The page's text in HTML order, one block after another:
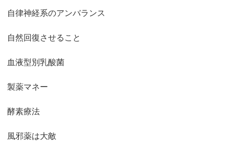
自律神経系のアンバランス
自然回復させること
血液型別乳酸菌
製薬マネー
酵素療法
風邪薬は大敵